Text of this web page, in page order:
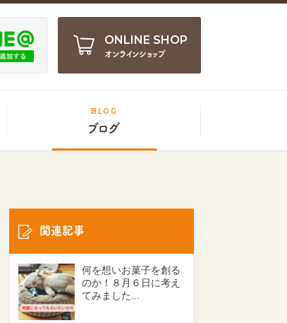
ONLINE SHOP
オンラインショップ
BLOG
ブログ
関連記事
何を想いお菓子を創る
のか！８月６日に考え
てみました...